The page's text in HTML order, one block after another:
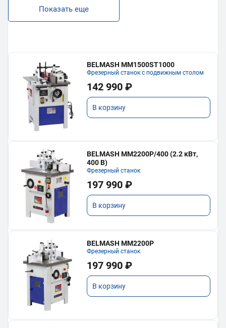
Показать еще
BELMASH MM1500ST1000
Фрезерный станок с подвижным столом
142 990 ₽
В корзину
BELMASH MM2200P/400 (2.2 кВт,
400 В)
Фрезерный станок
197 990 ₽
В корзину
BELMASH MM2200P
Фрезерный станок
197 990 ₽
В корзину